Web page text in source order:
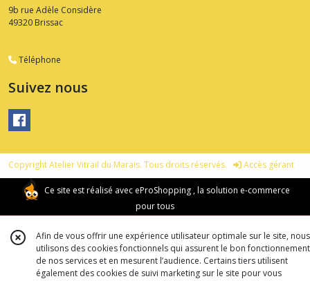
9b rue Adèle Considère
49320 Brissac
Téléphone
Suivez nous
Copyright Atelier Vitrail du Marais. Tous droits réservés. Accès gérant
Ce site est réalisé avec eProShopping , la solution e-commerce
pour tous
Afin de vous offrir une expérience utilisateur optimale sur le site, nous
utilisons des cookies fonctionnels qui assurent le bon fonctionnement
de nos services et en mesurent l’audience. Certains tiers utilisent
également des cookies de suivi marketing sur le site pour vous